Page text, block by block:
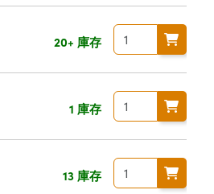
20+ 庫存
1 庫存
13 庫存